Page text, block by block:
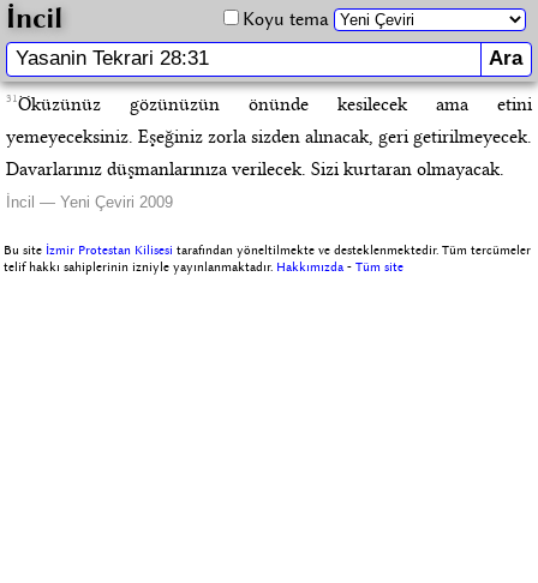
İncil Koyu tema
31Öküzünüz gözünüzün önünde kesilecek ama etini
yemeyeceksiniz. Eşeğiniz zorla sizden alınacak, geri getirilmeyecek.
Davarlarınız düşmanlarınıza verilecek. Sizi kurtaran olmayacak.
İncil — Yeni Çeviri 2009
Bu site İzmir Protestan Kilisesi tarafından yöneltilmekte ve desteklenmektedir. Tüm tercümeler
telif hakkı sahiplerinin izniyle yayınlanmaktadır. Hakkımızda -Tüm site